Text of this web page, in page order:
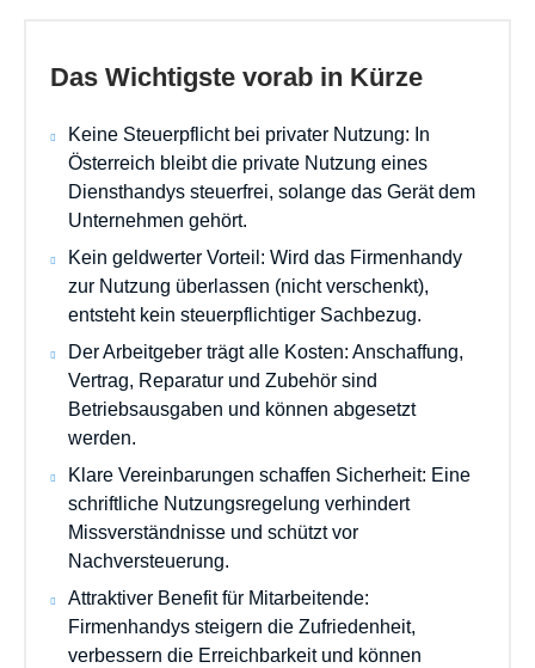
Das Wichtigste vorab in Kürze
Keine Steuerpflicht bei privater Nutzung: In
Österreich bleibt die private Nutzung eines
Diensthandys steuerfrei, solange das Gerät dem
Unternehmen gehört.
Kein geldwerter Vorteil: Wird das Firmenhandy
zur Nutzung überlassen (nicht verschenkt),
entsteht kein steuerpflichtiger Sachbezug.
Der Arbeitgeber trägt alle Kosten: Anschaffung,
Vertrag, Reparatur und Zubehör sind
Betriebsausgaben und können abgesetzt
werden.
Klare Vereinbarungen schaffen Sicherheit: Eine
schriftliche Nutzungsregelung verhindert
Missverständnisse und schützt vor
Nachversteuerung.
Attraktiver Benefit für Mitarbeitende:
Firmenhandys steigern die Zufriedenheit,
verbessern die Erreichbarkeit und können